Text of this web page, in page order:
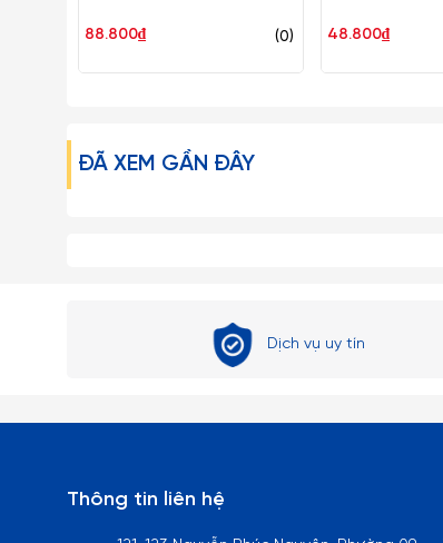
(0)
88.800₫ 48.800₫
ĐÃ XEM GẦN ĐÂY
Dịch vụ uy tín
Thông tin liên hệ